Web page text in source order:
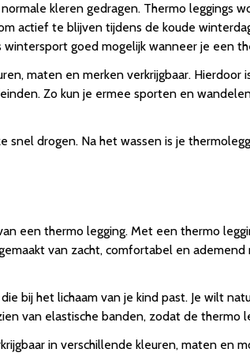
kleren gedragen. Thermo
actief te blijven tijdens de koude
goed mogelijk wanneer je een
maten en merken verkrijgbaar.
Zo kun je ermee sporten en
snel drogen. Na het wassen is je
een thermo legging. Met een thermo
van zacht, comfortabel en
bij het lichaam van je kind past. Je wilt
van elastische banden, zodat de thermo
in verschillende kleuren, maten en